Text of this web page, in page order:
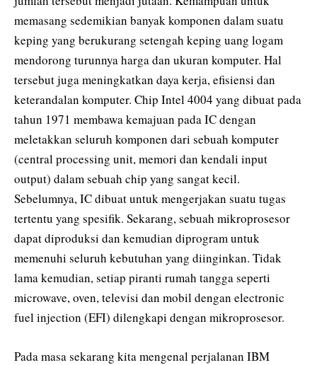
memasang sedemikian banyak komponen dalam suatu
keping yang berukurang setengah keping uang logam
mendorong turunnya harga dan ukuran komputer. Hal
tersebut juga meningkatkan daya kerja, efisiensi dan
keterandalan komputer. Chip Intel 4004 yang dibuat pada
tahun 1971 membawa kemajuan pada IC dengan
meletakkan seluruh komponen dari sebuah komputer
(central processing unit, memori dan kendali input
output) dalam sebuah chip yang sangat kecil.
Sebelumnya, IC dibuat untuk mengerjakan suatu tugas
tertentu yang spesifik. Sekarang, sebuah mikroprosesor
dapat diproduksi dan kemudian diprogram untuk
memenuhi seluruh kebutuhan yang diinginkan. Tidak
lama kemudian, setiap piranti rumah tangga seperti
microwave, oven, televisi dan mobil dengan electronic
fuel injection (EFI) dilengkapi dengan mikroprosesor.
Pada masa sekarang kita mengenal perjalanan IBM